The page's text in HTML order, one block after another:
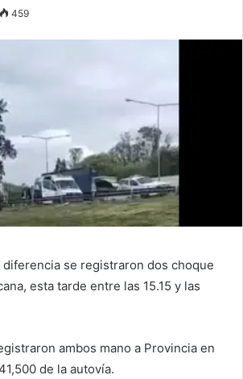
459
se registraron dos choque
esta tarde entre las 15.15 y las
ambos mano a Provincia en
de la autovía.